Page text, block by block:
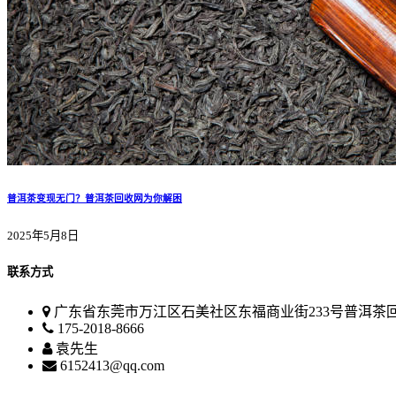
普洱茶变现无门？普洱茶回收网为你解困
2025年5月8日
联系方式
广东省东莞市万江区石美社区东福商业街233号普洱茶
175-2018-8666
袁先生
6152413@qq.com